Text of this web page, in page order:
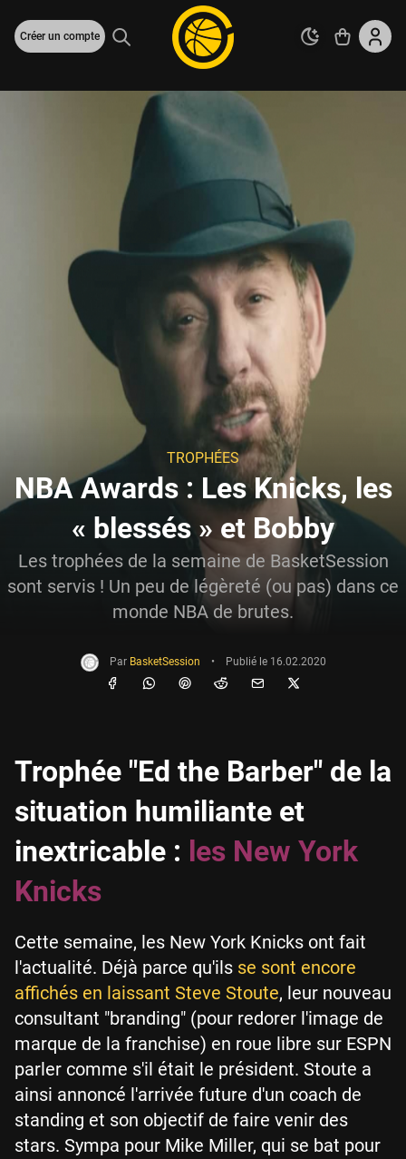
Créer un compte
TROPHÉES
NBA Awards : Les Knicks, les
« blessés » et Bobby
Les trophées de la semaine de BasketSession
sont servis ! Un peu de légèreté (ou pas) dans ce
monde NBA de brutes.
Par BasketSession • Publié le 16.02.2020
Trophée "Ed the Barber" de la
situation humiliante et
inextricable : les New York
Knicks
Cette semaine, les New York Knicks ont fait
l'actualité. Déjà parce qu'ils se sont encore
affichés en laissant Steve Stoute, leur nouveau
consultant "branding" (pour redorer l'image de
marque de la franchise) en roue libre sur ESPN
parler comme s'il était le président. Stoute a
ainsi annoncé l'arrivée future d'un coach de
standing et son objectif de faire venir des
stars. Sympa pour Mike Miller, qui se bat pour